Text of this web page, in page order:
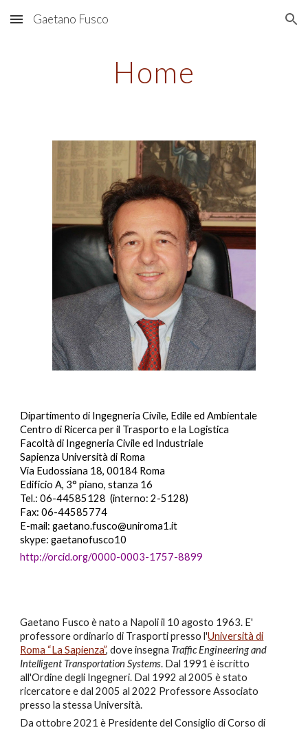
Skip to main content Skip to navigation
Gaetano Fusco
Home
Dipartimento di Ingegneria Civile, Edile ed Ambientale
Centro di Ricerca per il Trasporto ela Logistica
Facoltà di Ingegneria Civile ed Industriale
Sapienza Università di Roma
Via Eudossiana 18, 00184 Roma
Edificio A, 3° piano, stanza 16
Tel.: 06-44585128 (interno: 2-5128)
Fax: 06-44585774
E-mail: gaetano.fusco@uniroma1.it
skype: gaetanofusco10
http://orcid.org/0000-0003-1757-8899
Gaetano Fusco è nato a Napoli il 10 agosto 1963. E'
professoreordinario di Trasporti presso l'Università di
Roma “La Sapienza”, dove insegna Traffic Engineering and
Intelligent Transportation Systems. Dal 1991 è iscritto
all'Ordine degli Ingegneri. Dal 1992 al 2005 è stato
ricercatore e dal 2005 al 2022 Professore Associato
presso la stessa Università.
Da ottobre 2021 è Presidente del Consiglio di Corso di